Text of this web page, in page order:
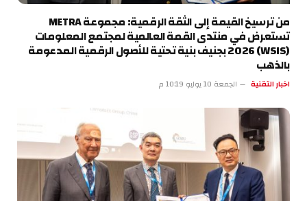
من ترسيخ القيمة إلى الثقة الرقمية: مجموعة METRA
تستعرض في منتدى القمة العالمية لمجتمع المعلومات
(WSIS) 2026 بجنيف بنية تحتية للأصول الرقمية المدعومة
بالذهب
اخبار التقنية الجمعة 10 يوليو 10:19 م